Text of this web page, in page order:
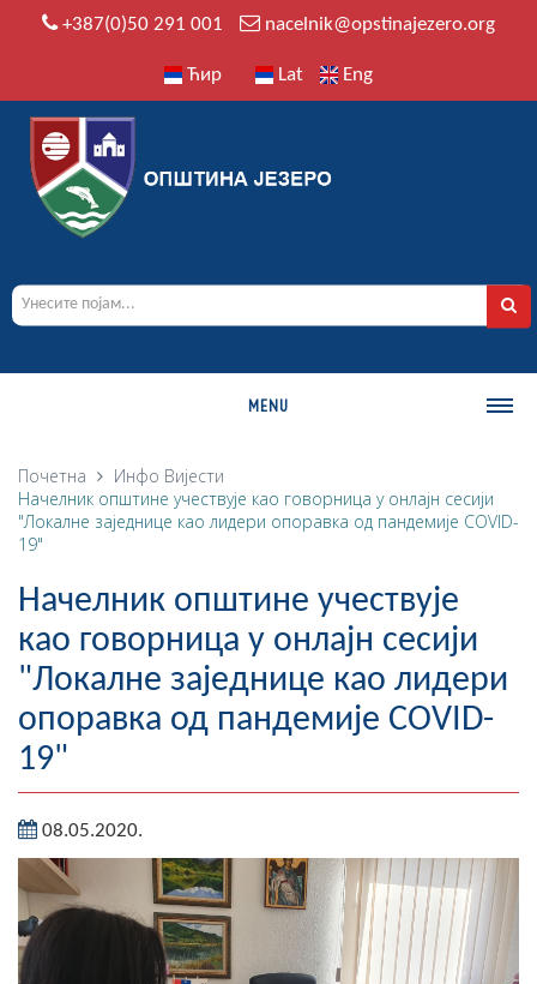
+387(0)50 291 001 nacelnik@opstinajezero.org
Ћир Lat Eng
MENU
О ОПШТИНИ
Историја
Насељена мјеста
Занимљивости
Фотогалерија
НАЧЕЛНИК
О Начелнику
Замјеник начелника
Извјештај о раду начелника
Почетна Инфо Вијести
Начелник општине учествује као говорница у онлајн сесији
"Локалне заједнице као лидери опоравка од пандемије COVID-
19"
Начелник општине учествује
као говорница у онлајн сесији
"Локалне заједнице као лидери
опоравка од пандемије COVID-
19"
08.05.2020.